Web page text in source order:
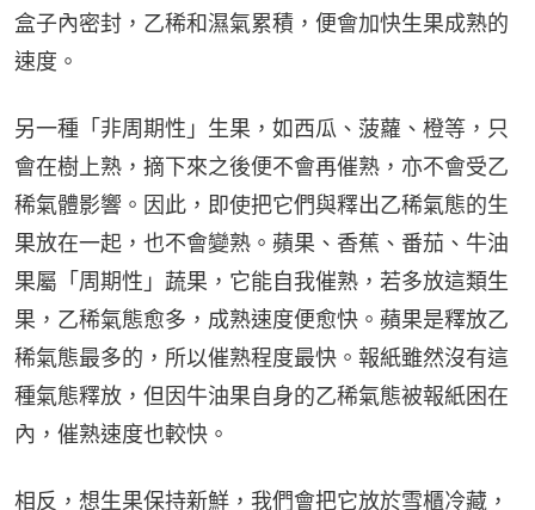
盒子內密封，乙稀和濕氣累積，便會加快生果成熟的
速度。
另一種「非周期性」生果，如西瓜、菠蘿、橙等，只
會在樹上熟，摘下來之後便不會再催熟，亦不會受乙
稀氣體影響。因此，即使把它們與釋出乙稀氣態的生
果放在一起，也不會變熟。蘋果、香蕉、番茄、牛油
果屬「周期性」蔬果，它能自我催熟，若多放這類生
果，乙稀氣態愈多，成熟速度便愈快。蘋果是釋放乙
稀氣態最多的，所以催熟程度最快。報紙雖然沒有這
種氣態釋放，但因牛油果自身的乙稀氣態被報紙困在
內，催熟速度也較快。
相反，想生果保持新鮮，我們會把它放於雪櫃冷藏，